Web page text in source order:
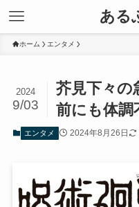
ある
ホーム エンタメ
芥見下々の
前にも体調
2024
9/03
エンタメ 2024年8月26日